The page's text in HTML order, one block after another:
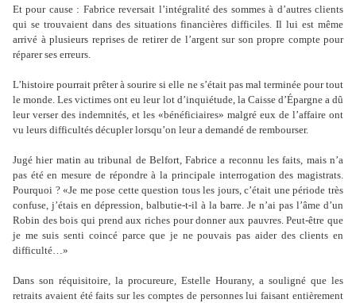
Et pour cause : Fabrice reversait l’intégralité des sommes à d’autres clients
qui se trouvaient dans des situations financières difficiles. Il lui est même
arrivé à plusieurs reprises de retirer de l’argent sur son propre compte pour
réparer ses erreurs.
L’histoire pourrait prêter à sourire si elle ne s’était pas mal terminée pour tout
le monde. Les victimes ont eu leur lot d’inquiétude, la Caisse d’Épargne a dû
leur verser des indemnités, et les «bénéficiaires» malgré eux de l’affaire ont
vu leurs difficultés décupler lorsqu’on leur a demandé de rembourser.
Jugé hier matin au tribunal de Belfort, Fabrice a reconnu les faits, mais n’a
pas été en mesure de répondre à la principale interrogation des magistrats.
Pourquoi ? «Je me pose cette question tous les jours, c’était une période très
confuse, j’étais en dépression, balbutie-t-il à la barre. Je n’ai pas l’âme d’un
Robin des bois qui prend aux riches pour donner aux pauvres. Peut-être que
je me suis senti coincé parce que je ne pouvais pas aider des clients en
difficulté…»
Dans son réquisitoire, la procureure, Estelle Hourany, a souligné que les
retraits avaient été faits sur les comptes de personnes lui faisant entièrement